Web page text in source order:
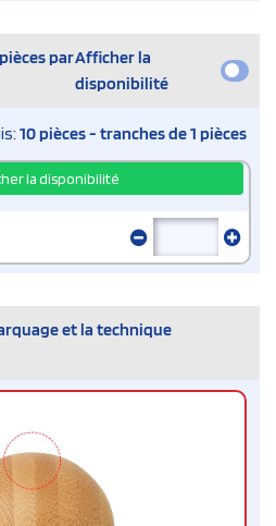
parAfficher la
disponibilité
10 pièces - tranches de 1 pièces
la disponibilité
et la technique